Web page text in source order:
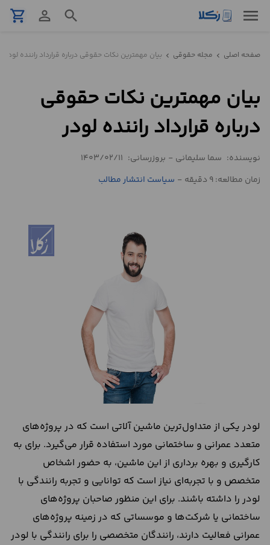
menu
search
person_outline
shopping_cart
نمونه
تنظیم
حقوقی
تلفنی
صفحه اصلی chevron_left مجله حقوقی chevron_left بیان مهمترین نکات حقوقی درباره قرارداد راننده لودر
بیان مهمترین نکات حقوقی
درباره قرارداد راننده لودر
نویسنده: سما سلیمانی - بروزرسانی: 1403/02/11
زمان مطالعه: 9 دقیقه
- سیاست انتشار مطالب
لودر یکی از متداول‌ترین ماشین آلاتی است که در پروژه‌های
متعدد عمرانی و ساختمانی مورد استفاده قرار می‌گیرد. برای به
کارگیری و بهره برداری از این ماشین، به حضور اشخاص
متخصص و با تجربه‌ای نیاز است که توانایی و تجربه رانندگی با
لودر را داشته باشند. برای این منظور صاحبان پروژه‌های
ساختمانی یا شرکت‌ها و موسساتی که در زمینه پروژه‌های
عمرانی فعالیت دارند، رانندگان متخصصی را برای رانندگی با لودر